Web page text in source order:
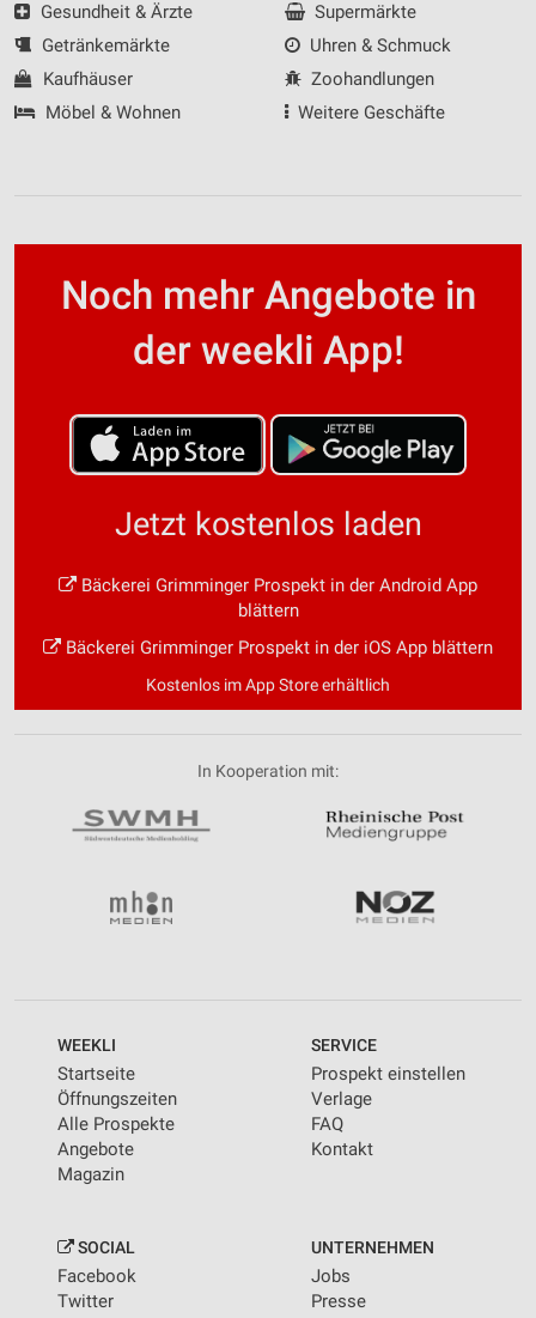
Gesundheit & Ärzte
Getränkemärkte
Kaufhäuser
Möbel & Wohnen
Supermärkte
Uhren & Schmuck
Zoohandlungen
Weitere Geschäfte
Noch mehr Angebote in
der weekli App!
Jetzt kostenlos laden
Bäckerei Grimminger Prospekt in der Android App
blättern
Bäckerei Grimminger Prospekt in der iOS App blättern
Kostenlos im App Store erhältlich
In Kooperation mit:
WEEKLI
Startseite
Öffnungszeiten
Alle Prospekte
Angebote
Magazin
SERVICE
Prospekt einstellen
Verlage
FAQ
Kontakt
SOCIAL
Facebook
Twitter
UNTERNEHMEN
Jobs
Presse